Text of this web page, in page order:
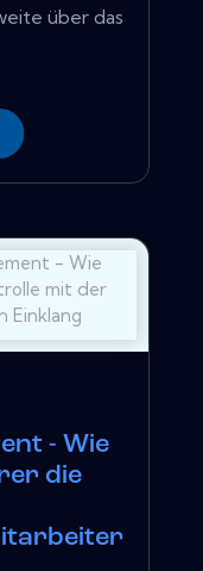
über das
- Wie
die